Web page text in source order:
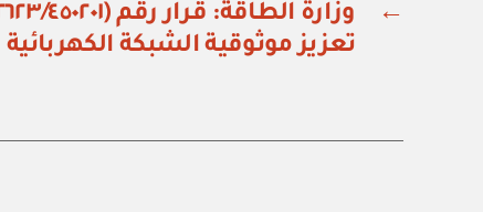
←
تعزيز موثوقية الشبكة